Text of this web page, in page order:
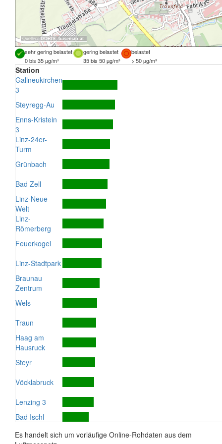
Quellen: DORIS, basemap.at
sehr gering belastet gering belastet
belastet
0 bis 35 µg/m³
35 bis 50 µg/m³ > 50 µg/m³
Station
Gallneukirchen
3
Steyregg-Au
Enns-Kristein
3
Linz-24er-
Turm
Grünbach
Bad Zell
Linz-Neue
Welt
Linz-
Römerberg
Feuerkogel
Linz-Stadtpark
Braunau
Zentrum
Wels
Traun
Haag am
Hausruck
Steyr
Vöcklabruck
Lenzing 3
Bad Ischl
Es handelt sich um vorläufige Online-Rohdaten aus dem